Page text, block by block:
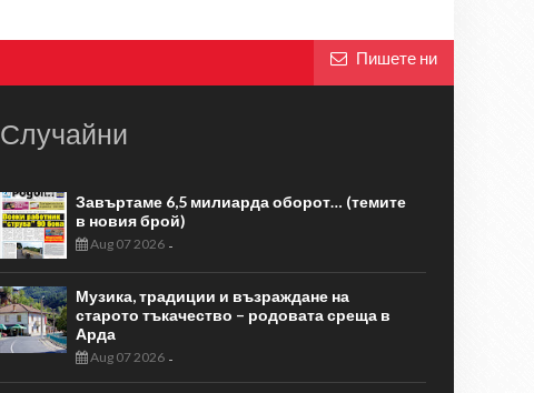
Пишете ни
Случайни
Завъртаме 6,5 милиарда оборот… (темите
в новия брой)
Aug 07 2026-
Музика, традиции и възраждане на
старото тъкачество – родовата среща в
Арда
Aug 07 2026-